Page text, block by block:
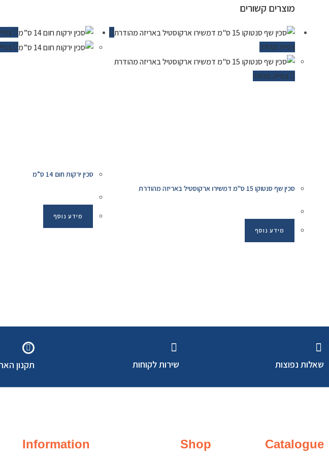
מוצרים קשורים
סכין ירקות חום 14 ס”מ
מידע נוסף
צפייה מהירה
צפייה מהירה
סכין שף סנטוקו 15 ס"מ דמשירו ארקוסטיל באריזה מהודרת
מידע נוסף
שאלות נפוצות שירות לקוחות תקנון
Catalogue
Shop
Information